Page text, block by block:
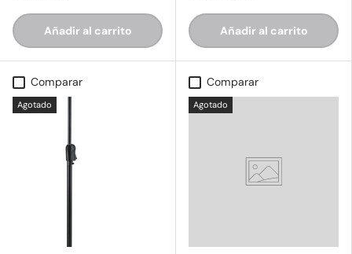
Añadir al carrito Añadir al carrito
Comparar
Agotado
Comparar
Agotado